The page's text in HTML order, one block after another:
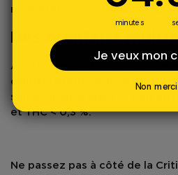
recentrer
ou accompagner
Des bienfaits
Appréciée pour son pouvoir
calmer l’esprit, réduire le
sommeil réparateur
etTHC < 0,3 %.
Ne passez pas à côté de la
minutes
Je veux mon
Non merci